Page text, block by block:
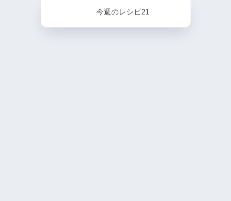
今週のレシピ21